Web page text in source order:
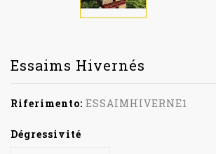
Essaims Hivernés
Riferimento: ESSAIMHIVERNE1
Dégressivité